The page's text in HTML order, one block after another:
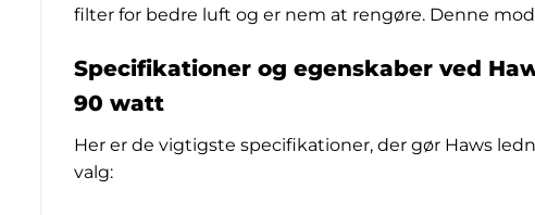
filter for bedre luft og er nem at rengøre. Denne
Specifikationer og egenskaber ved
90 watt
Her er de vigtigste specifikationer, der gør Haws
valg: